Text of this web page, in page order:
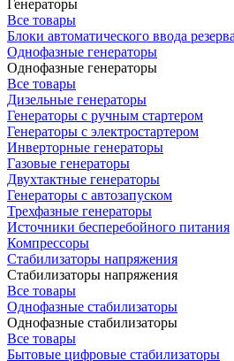
Генераторы
Все товары
Блоки автоматического ввода резерва
Однофазные генераторы
Однофазные генераторы
Все товары
Дизельные генераторы
Генераторы с ручным стартером
Генераторы с электростартером
Инверторные генераторы
Газовые генераторы
Двухтактные генераторы
Генераторы с автозапуском
Трехфазные генераторы
Источники бесперебойного питания
Компрессоры
Стабилизаторы напряжения
Стабилизаторы напряжения
Все товары
Однофазные стабилизаторы
Однофазные стабилизаторы
Все товары
Бытовые цифровые стабилизаторы